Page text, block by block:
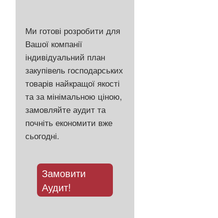
Ми готові розробити для
Вашої компанії
індивідуальний план
закупівель господарських
товарів найкращої якості
та за мінімальною ціною,
замовляйте аудит та
почніть економити вже
сьогодні.
Замовити
Аудит!